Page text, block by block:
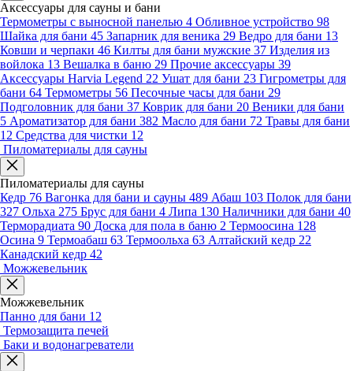
Аксессуары для сауны и бани
Термометры с выносной панелью 4 Обливное устройство 98
Шайка для бани 45 Запарник для веника 29 Ведро для бани 13
Ковши и черпаки 46 Килты для бани мужские 37 Изделия из
войлока 13 Вешалка в баню 29 Прочие аксессуары 39
Аксессуары Harvia Legend 22 Ушат для бани 23 Гигрометры для
бани 64 Термометры 56 Песочные часы для бани 29
Подголовник для бани 37 Коврик для бани 20 Веники для бани
5 Ароматизатор для бани 382 Масло для бани 72 Травы для бани
12 Средства для чистки 12
Пиломатериалы для сауны
Пиломатериалы для сауны
Кедр 76 Вагонка для бани и сауны 489 Абаш 103 Полок для бани
327 Ольха 275 Брус для бани 4 Липа 130 Наличники для бани 40
Терморадиата 90 Доска для пола в баню 2 Термоосина 128
Осина 9 Термоабаш 63 Термоольха 63 Алтайский кедр 22
Канадский кедр 42
Можжевельник
Можжевельник
Панно для бани 12
Термозащита печей
Баки и водонагреватели